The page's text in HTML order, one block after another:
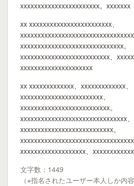
xxxxxxxxxxxxxxxxxxxxxxx。xxxxxxx
xx xxxxxxxxxxxxxxxxxxxxxxxx、
xxxxxxxxxxxxxxxxxxxxxxxxxxxxxx。
xxxxxxxxxxxxxxxxxxxxxxxxxx、
xxxxxxxxxxxxxxxxxxxxx
xx xxxxxxxxxxxxx、xxxxxxxxxxxxx、
xxxxxxxxxxxxxxxxxxxxxxxx、
xxxxxxxxxxxxxxxxxxxxxxxxxx。
xxxxxxxxxxxxxxxxxxxxxxxxxxxxxxx、
xxxxxxxxxxxxxxxxxxxxxxxxxxx。
xxxxxxxxxxxxxxxxxxx、
文字数：1449
（※指名されたユーザー本人しか内